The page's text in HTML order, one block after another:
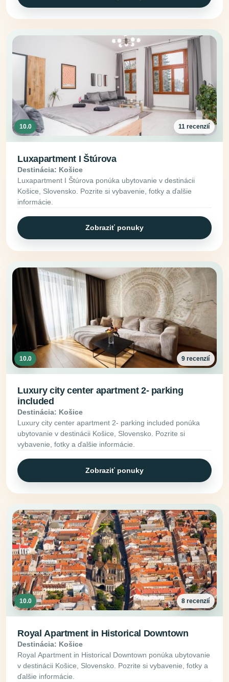
10.0 11 recenzií
Luxapartment I Štúrova
Destinácia: Košice
Luxapartment I Štúrova ponúka ubytovanie v destinácii
Košice, Slovensko. Pozrite si vybavenie, fotky a ďalšie
informácie.
Zobraziť ponuky
10.0 9 recenzií
Luxury city center apartment 2- parking
included
Destinácia: Košice
Luxury city center apartment 2- parking included ponúka
ubytovanie v destinácii Košice, Slovensko. Pozrite si
vybavenie, fotky a ďalšie informácie.
Zobraziť ponuky
10.0 8 recenzií
Royal Apartment in Historical Downtown
Destinácia: Košice
Royal Apartment in Historical Downtown ponúka ubytovanie
v destinácii Košice, Slovensko. Pozrite si vybavenie, fotky a
ďalšie informácie.